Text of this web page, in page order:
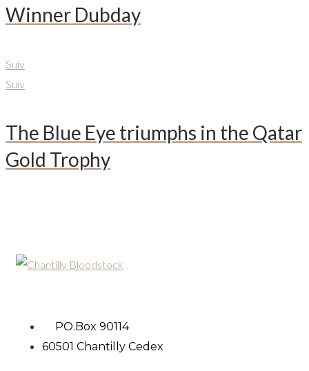
Winner Dubday
Suiv
Suiv
The Blue Eye triumphs in the Qatar
Gold Trophy
PO.Box 90114
60501 Chantilly Cedex